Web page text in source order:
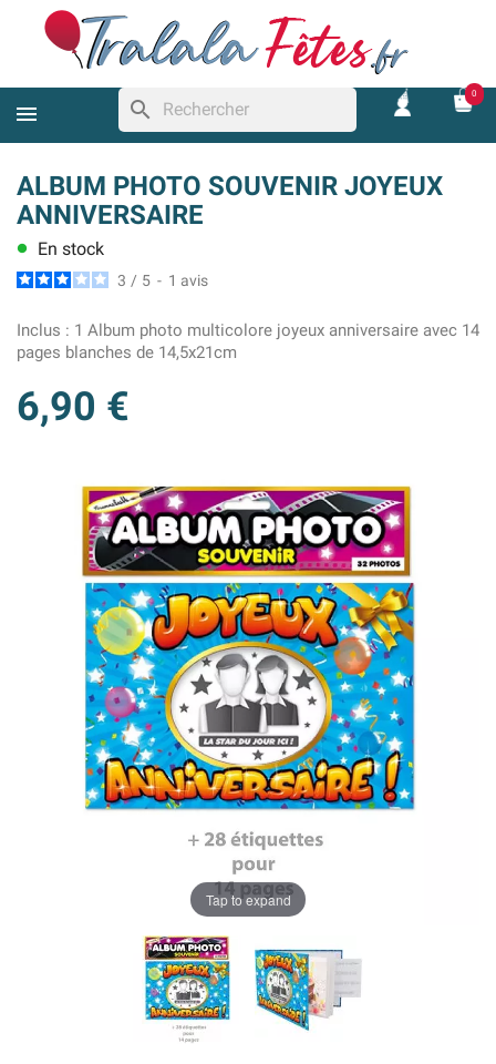
search
0
ALBUM PHOTO SOUVENIR JOYEUX
ANNIVERSAIRE
lens En stock
3 / 5 - 1 avis
Inclus : 1 Album photo multicolore joyeux anniversaire avec 14
pages blanches de 14,5x21cm
6,90 €
Tap to expand